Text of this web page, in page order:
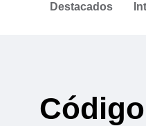
Destacados